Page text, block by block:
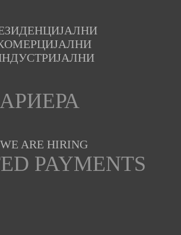
WE ARE HIRING
PAYMENTS